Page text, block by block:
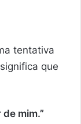
tentativa
que
mim.”